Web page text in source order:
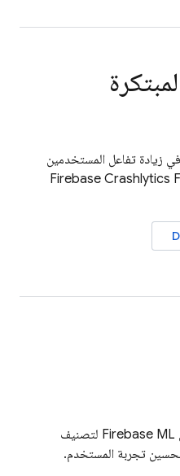
نجحت رسومات شعار Google في زيادة تفاعل المستخدمين
Firebase Crashlytics
Firebase ML لتصنيف
تجربة المستخدم.